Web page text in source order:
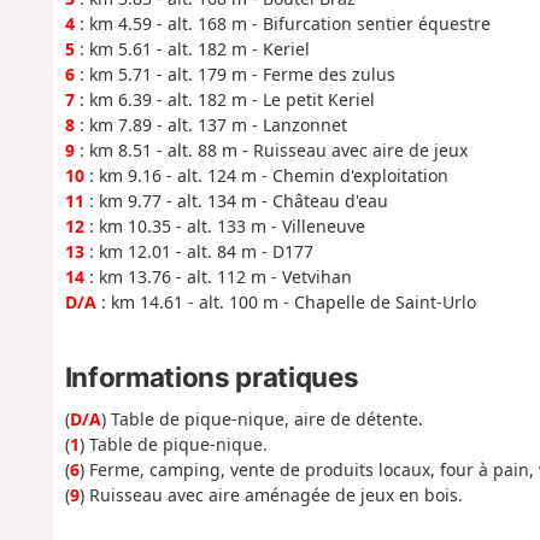
4: km 4.59 - alt. 168 m - Bifurcation sentier équestre
5: km 5.61 - alt. 182 m - Keriel
6: km 5.71 - alt. 179 m - Ferme des zulus
7: km 6.39 - alt. 182 m - Le petit Keriel
8: km 7.89 - alt. 137 m - Lanzonnet
9: km 8.51 - alt. 88 m - Ruisseau avec aire de jeux
10: km 9.16 - alt. 124 m - Chemin d'exploitation
11 : km 9.77 - alt. 134 m - Château d'eau
12: km 10.35 - alt. 133 m - Villeneuve
13: km 12.01 - alt. 84 m - D177
14: km 13.76 - alt. 112 m - Vetvihan
D/A: km 14.61 - alt. 100 m - Chapelle de Saint-Urlo
Informations pratiques
(D/A) Table de pique-nique, aire de détente.
(1) Table de pique-nique.
(6) Ferme, camping, vente de produits locaux, four à pain,
(9) Ruisseau avec aire aménagée de jeux en bois.